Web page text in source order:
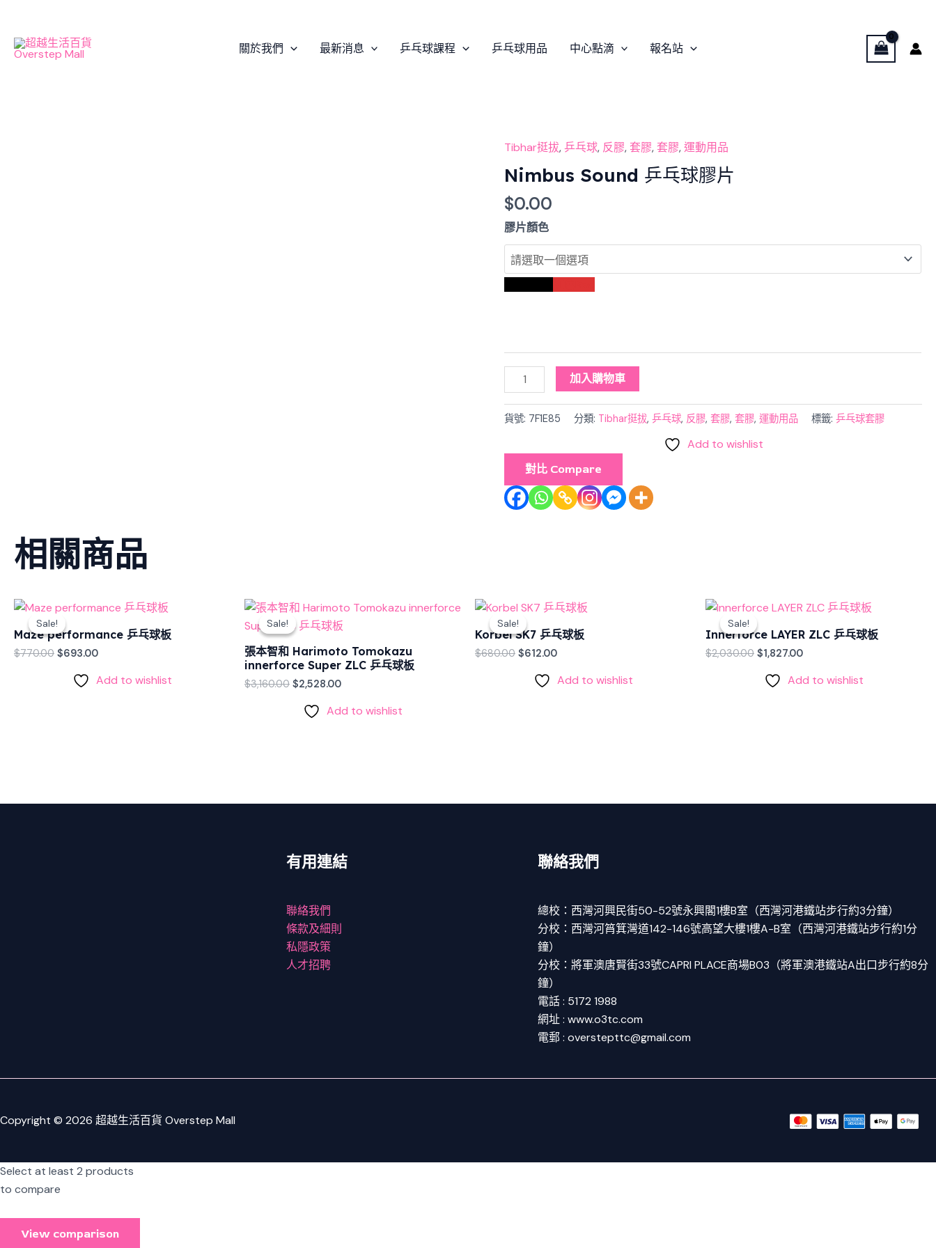
content
關於我們 最新消息 乒乓球課程 乒乓球用品 中心點滴 報名站
Tibhar挺拔,乒乓球, 反膠,套膠,套膠,運動用品
Nimbus Sound 乒乓球膠片
$0.00
膠片顏色
Nimbus
Sound
乒
乓
球
片
數
量
加入購物車
貨號: 7F1E85 分類: Tibhar挺拔,乒乓球, 反膠, 套膠, 套膠,運動用品 標籤:乒乓球套膠
Add to wishlist
對比 Compare
相關商品
Sale!
Sale!
Maze performance 乒乓球板
$770.00
Original
price
was:
$770.00.
$693.00
Current
is:
$693.00.
Add to wishlist
Sale!
Sale!
張本智和 Harimoto Tomokazu
innerforce Super ZLC 乒乓球板
$3,160.00
Original
price
was:
$2,528.00
Current
price
is:
Add to wishlist
Sale!
Sale!
Korbel SK7 乒乓球板
$680.00
Original
price
was:
$680.00.
$612.00
Current
price
is:
$612.00.
Add to wishlist
Sale!
Sale!
Innerforce LAYER ZLC 乒乓球板
$2,030.00
Original
was:
$2,030.00.
$1,827.00
Current
is:
$1,827.00.
Add to wishlist
有用連結
聯絡我們
條款及細則
私隱政策
人才招聘
聯絡我們
總校：西灣河興民街50-52號永興閣1樓B室（西灣河港鐵站步行約3分鐘）
分校：西灣河筲箕灣道142-146號高望大樓1樓A-B室（西灣河港鐵站步行約1分
鐘）
分校：將軍澳唐賢街33號CAPRI PLACE商場B03（將軍澳港鐵站A出口步行約8分
鐘）
電話 : 5172 1988
網址 : www.o3tc.com
電郵 : overstepttc@gmail.com
Copyright © 2026 超越生活百貨 Overstep Mall
Select at least 2 products
to compare
View comparison